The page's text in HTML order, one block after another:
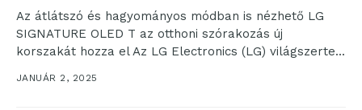
Az átlátszó és hagyományos módban is nézhető LG
SIGNATURE OLED T az otthoni szórakozás új
korszakát hozza el Az LG Electronics (LG) világszerte...
JANUÁR 2, 2025